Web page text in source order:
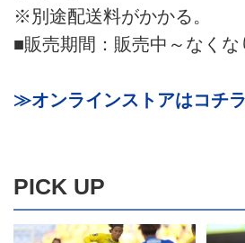
※別途配送料がかかる。
■販売期間：販売中～なくな
≫オンラインストアはコチ
PICK UP